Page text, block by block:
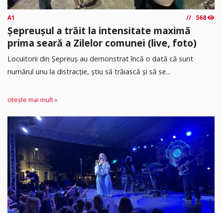
A1 568
Șepreușul a trăit la intensitate maximă
prima seară a Zilelor comunei (live, foto)
Locuitorii din Șepreuș au demonstrat încă o dată că sunt
numărul unu la distracție, știu să trăiască și să se...
citește mai mult »